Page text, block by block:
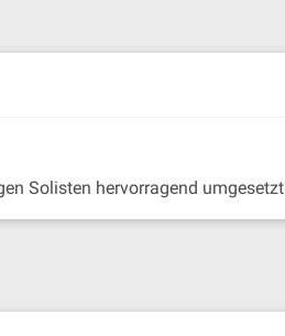
Solisten hervorragend umgesetzt